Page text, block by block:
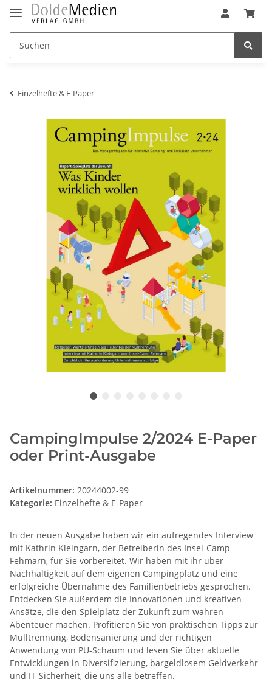
Einzelhefte & E-Paper
CampingImpulse 2/2024 E-Paper
oder Print-Ausgabe
Artikelnummer: 20244002-99
Kategorie: Einzelhefte & E-Paper
In der neuen Ausgabe haben wir ein aufregendes Interview
mit Kathrin Kleingarn, der Betreiberin des Insel-Camp
Fehmarn, für Sie vorbereitet. Wir haben mit ihr über
Nachhaltigkeit auf dem eigenen Campingplatz und eine
erfolgreiche Übernahme des Familienbetriebs gesprochen.
Entdecken Sie außerdem die Innovationen und kreativen
Ansätze, die den Spielplatz der Zukunft zum wahren
Abenteuer machen. Profitieren Sie von praktischen Tipps zur
Mülltrennung, Bodensanierung und der richtigen
Anwendung von PU-Schaum und lesen Sie über aktuelle
Entwicklungen in Diversifizierung, bargeldlosem Geldverkehr
und IT-Sicherheit, die uns alle betreffen.